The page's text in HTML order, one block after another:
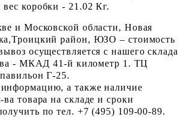
коробки - 21.02 Кг.
и Московской области, Новая
район, ЮЗО – стоимость
осуществляется с нашего склада
- МКАД 41-й километр 1. ТЦ
Г-25.
а также наличие
товара на складе и сроки
по тел. +7 (495) 109-00-89.